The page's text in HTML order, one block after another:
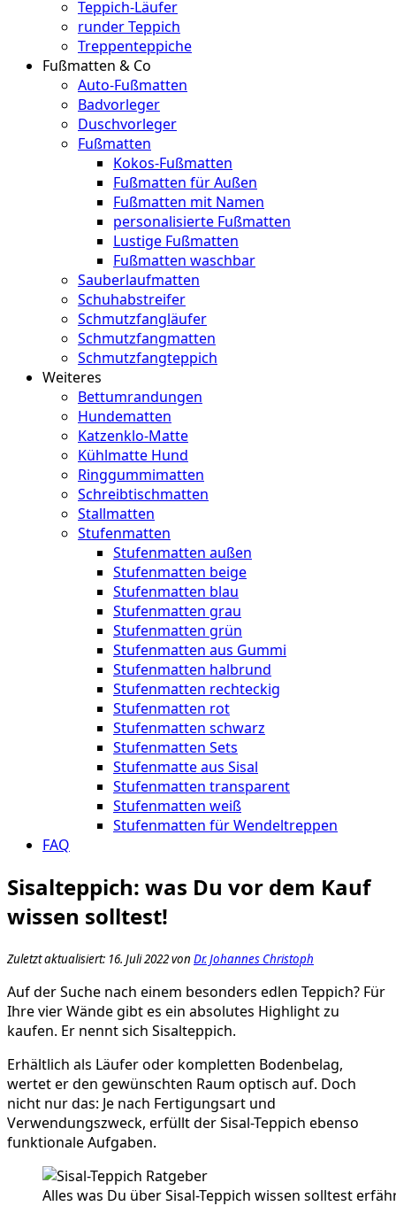
Teppich-Läufer
runder Teppich
Treppenteppiche
Fußmatten & Co
Auto-Fußmatten
Badvorleger
Duschvorleger
Fußmatten
Kokos-Fußmatten
Fußmatten für Außen
Fußmatten mit Namen
personalisierte Fußmatten
Lustige Fußmatten
Fußmatten waschbar
Sauberlaufmatten
Schuhabstreifer
Schmutzfangläufer
Schmutzfangmatten
Schmutzfangteppich
Weiteres
Bettumrandungen
Hundematten
Katzenklo-Matte
Kühlmatte Hund
Ringgummimatten
Schreibtischmatten
Stallmatten
Stufenmatten
Stufenmatten außen
Stufenmatten beige
Stufenmatten blau
Stufenmatten grau
Stufenmatten grün
Stufenmatten aus Gummi
Stufenmatten halbrund
Stufenmatten rechteckig
Stufenmatten rot
Stufenmatten schwarz
Stufenmatten Sets
Stufenmatte aus Sisal
Stufenmatten transparent
Stufenmatten weiß
Stufenmatten für Wendeltreppen
FAQ
Sisalteppich: was Du vor dem Kauf
wissen solltest!
Zuletzt aktualisiert: 16. Juli 2022 von Dr. Johannes Christoph
Auf der Suche nach einem besonders edlen Teppich? Für
Ihre vier Wände gibt es ein absolutes Highlight zu
kaufen. Er nennt sich Sisalteppich.
Erhältlich als Läufer oder kompletten Bodenbelag,
wertet er den gewünschten Raum optisch auf. Doch
nicht nur das: Je nach Fertigungsart und
Verwendungszweck, erfüllt der Sisal-Teppich ebenso
funktionale Aufgaben.
Alles was Du über Sisal-Teppich wissen solltest